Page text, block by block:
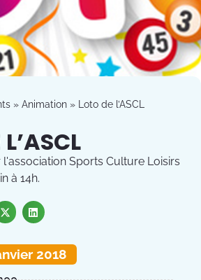
» Animation » Loto de l’ASCL
Sports Culture Loisirs
à 14h.
2018